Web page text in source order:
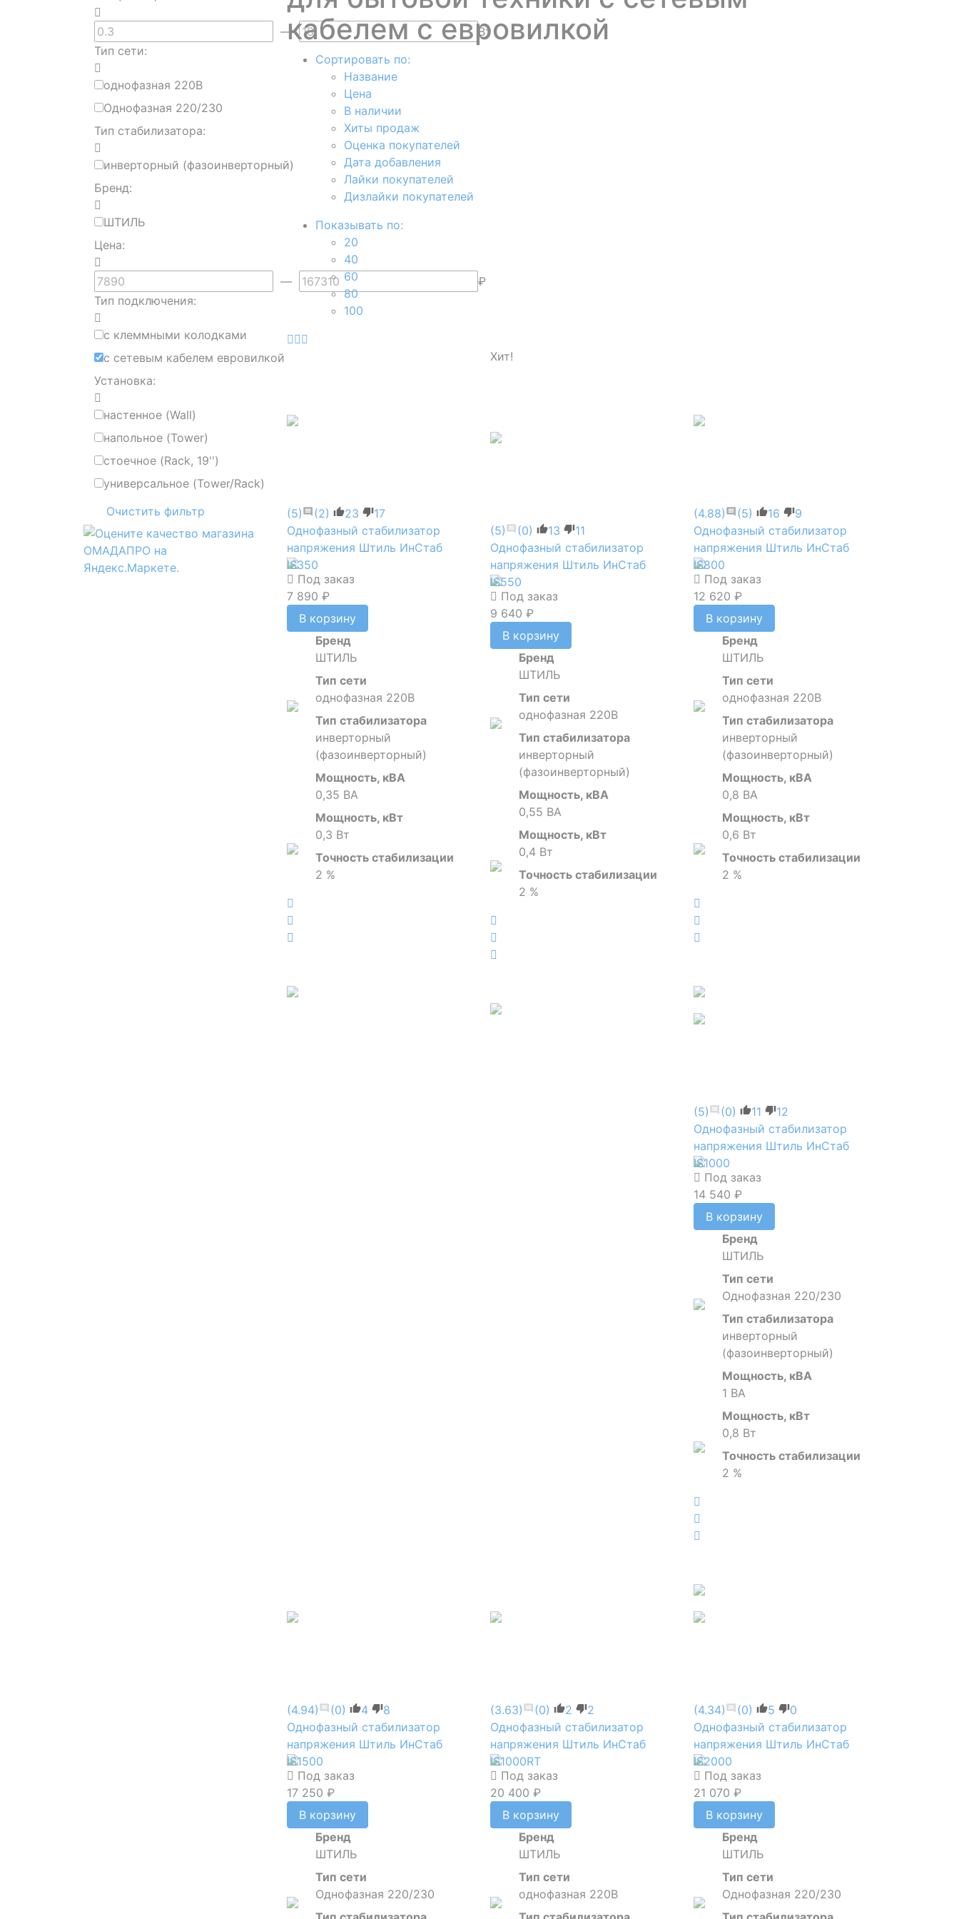
—
Вт
Тип сети:
однофазная 220В
Однофазная 220/230
Тип стабилизатора:
инверторный (фазоинверторный)
Бренд:
ШТИЛЬ
Цена:
—
₽
Тип подключения:
с клеммными колодками
с сетевым кабелем евровилкой
Установка:
наcтенное (Wall)
напольное (Tower)
стоечное (Rack, 19'')
универсальное (Tower/Rack)
Очистить фильтр
кабелем с евровилкой
Сортировать по:
Название
Цена
В наличии
Хиты продаж
Оценка покупателей
Дата добавления
Лайки покупателей
Дизлайки покупателей
Показывать по:
20
40
60
80
100
(5) (2) 23
17
Однофазный стабилизатор
напряжения Штиль ИнСтаб
IS350
Под заказ
7 890 ₽
В корзину
Бренд
ШТИЛЬ
Тип сети
однофазная 220В
Тип стабилизатора
инверторный
(фазоинверторный)
Мощность, кВА
0,35 ВА
Мощность, кВт
0,3 Вт
Точность стабилизации
2 %
Хит!
(5) (0) 13
11
Однофазный стабилизатор
напряжения Штиль ИнСтаб
IS550
Под заказ
9 640 ₽
В корзину
Бренд
ШТИЛЬ
Тип сети
однофазная 220В
Тип стабилизатора
инверторный
(фазоинверторный)
Мощность, кВА
0,55 ВА
Мощность, кВт
0,4 Вт
Точность стабилизации
2 %
(4.88) (5) 16
9
Однофазный стабилизатор
напряжения Штиль ИнСтаб
IS800
Под заказ
12 620 ₽
В корзину
Бренд
ШТИЛЬ
Тип сети
однофазная 220В
Тип стабилизатора
инверторный
(фазоинверторный)
Мощность, кВА
0,8 ВА
Мощность, кВт
0,6 Вт
Точность стабилизации
2 %
(5) (0) 11
12
Однофазный стабилизатор
напряжения Штиль ИнСтаб
IS1000
Под заказ
14 540 ₽
В корзину
Бренд
ШТИЛЬ
Тип сети
Однофазная 220/230
Тип стабилизатора
инверторный
(фазоинверторный)
Мощность, кВА
1 ВА
Мощность, кВт
0,8 Вт
Точность стабилизации
2 %
(4.94) (0) 4
8
Однофазный стабилизатор
напряжения Штиль ИнСтаб
IS1500
Под заказ
17 250 ₽
В корзину
Бренд
ШТИЛЬ
Тип сети
Однофазная 220/230
(3.63) (0) 2
2
Однофазный стабилизатор
напряжения Штиль ИнСтаб
IS1000RT
Под заказ
20 400 ₽
В корзину
Бренд
ШТИЛЬ
Тип сети
однофазная 220В
(4.34) (0) 5
0
Однофазный стабилизатор
напряжения Штиль ИнСтаб
IS2000
Под заказ
21 070 ₽
В корзину
Бренд
ШТИЛЬ
Тип сети
Однофазная 220/230